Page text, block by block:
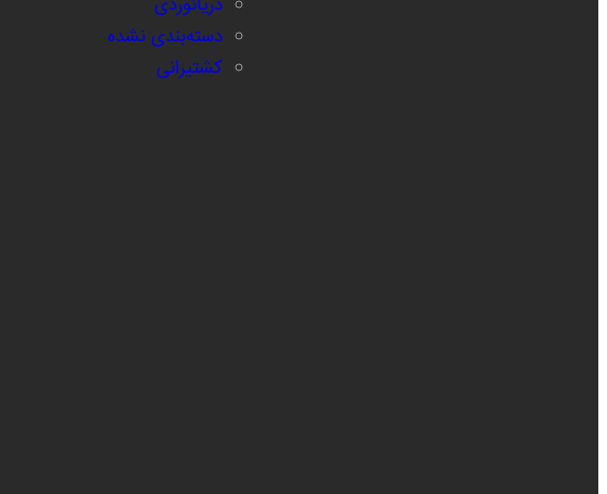
دریانوردی
دسته‌بندی نشده
کشتیرانی